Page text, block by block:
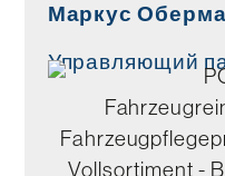
Маркус
Управляющий